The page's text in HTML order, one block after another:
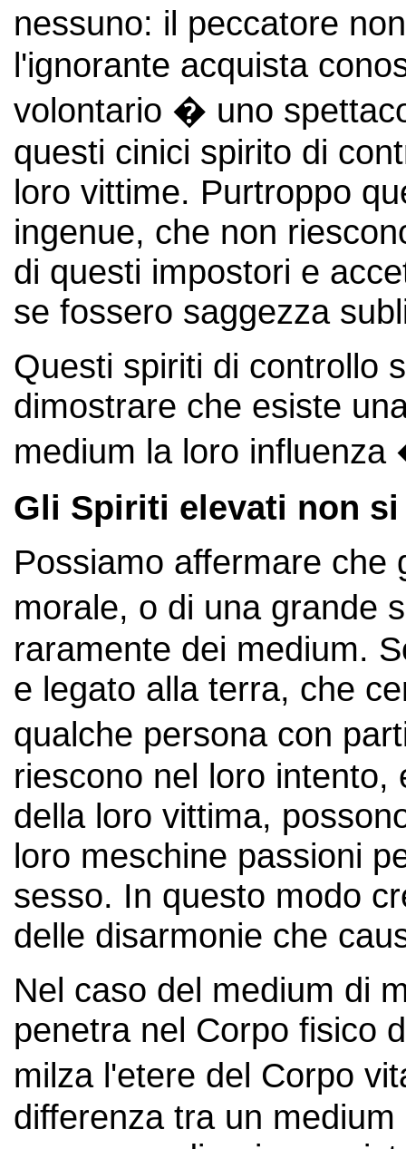
nessuno: il peccatore
l'ignorante acquista
volontario � uno
questi cinici spirito di
loro vittime. Purtroppo
ingenue, che non
di questi impostori e
se fossero saggezza
Questi spiriti di controllo
dimostrare che esiste
medium la loro
Gli Spiriti elevati non
Possiamo affermare che
morale, o di una grande
raramente dei medium.
e legato alla terra, che
qualche persona con
riescono nel loro
della loro vittima,
loro meschine passioni
sesso. In questo modo
delle disarmonie che
Nel caso del medium di
penetra nel Corpo fisico
milza l'etere del Corpo
differenza tra un